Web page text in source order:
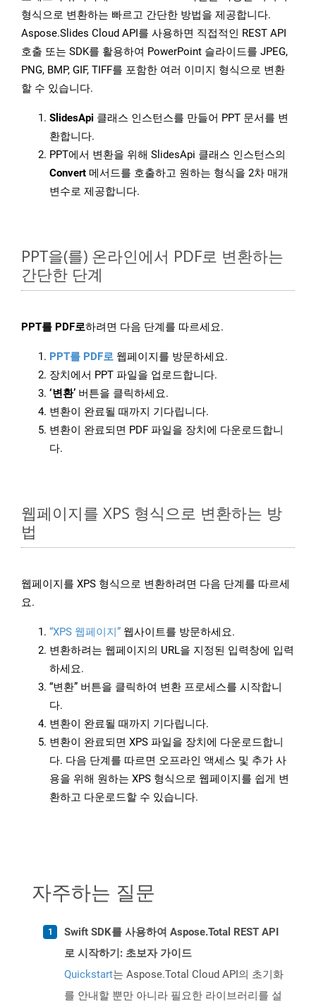
형식으로 변환하는 빠르고 간단한 방법을 제공합니다.
Aspose.Slides Cloud API를 사용하면 직접적인 REST API
호출 또는 SDK를 활용하여 PowerPoint 슬라이드를 JPEG,
PNG, BMP, GIF, TIFF를 포함한 여러 이미지 형식으로 변환
할 수 있습니다.
SlidesApi 클래스 인스턴스를 만들어 PPT 문서를 변
환합니다.
PPT에서 변환을 위해 SlidesApi 클래스 인스턴스의
Convert 메서드를 호출하고 원하는 형식을 2차 매개
변수로 제공합니다.
PPT을(를) 온라인에서 PDF로 변환하는
간단한 단계
PPT를 PDF로하려면 다음 단계를 따르세요.
PPT를 PDF로 웹페이지를 방문하세요.
장치에서 PPT 파일을 업로드합니다.
‘변환’ 버튼을 클릭하세요.
변환이 완료될 때까지 기다립니다.
변환이 완료되면 PDF 파일을 장치에 다운로드합니
다.
웹페이지를 XPS 형식으로 변환하는 방
법
웹페이지를 XPS 형식으로 변환하려면 다음 단계를 따르세
요.
“XPS 웹페이지” 웹사이트를 방문하세요.
변환하려는 웹페이지의 URL을 지정된 입력창에 입력
하세요.
“변환” 버튼을 클릭하여 변환 프로세스를 시작합니
다.
변환이 완료될 때까지 기다립니다.
변환이 완료되면 XPS 파일을 장치에 다운로드합니
다. 다음 단계를 따르면 오프라인 액세스 및 추가 사
용을 위해 원하는 XPS 형식으로 웹페이지를 쉽게 변
환하고 다운로드할 수 있습니다.
자주하는 질문
Swift SDK를 사용하여 Aspose.Total REST API
로 시작하기: 초보자 가이드
Quickstart는 Aspose.Total Cloud API의 초기화
를 안내할 뿐만 아니라 필요한 라이브러리를 설